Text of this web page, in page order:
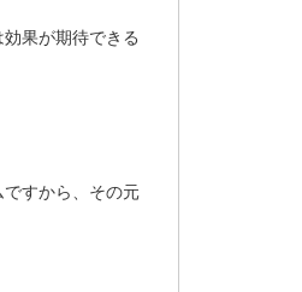
果が期待できる
すから、その元